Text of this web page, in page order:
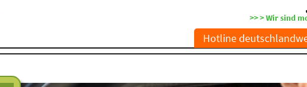
>> > Wir sind
Hotline